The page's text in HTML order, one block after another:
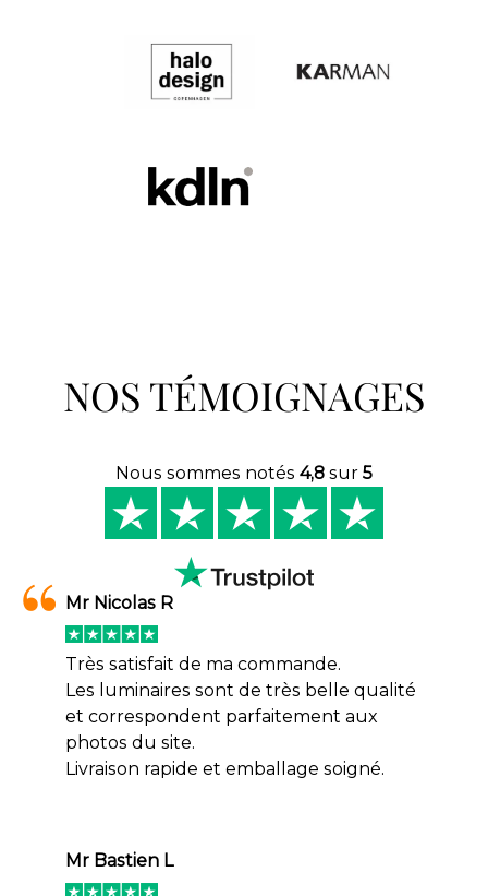
NOS TÉMOIGNAGES
Nous sommes notés 4,8 sur 5
Mr Nicolas R
Très satisfait de ma commande.
Les luminaires sont de très belle qualité
et correspondent parfaitement aux
photos du site.
Livraison rapide et emballage soigné.
Mr Bastien L